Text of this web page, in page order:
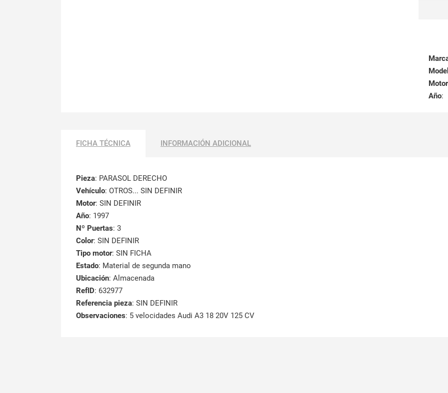
Motor
Año:
FICHA TÉCNICA INFORMACIÓN ADICIONAL
Pieza: PARASOL DERECHO
Vehículo: OTROS... SIN DEFINIR
Motor: SIN DEFINIR
Año: 1997
Nº Puertas: 3
Color: SIN DEFINIR
Tipo motor: SIN FICHA
Estado: Material de segunda mano
Ubicación: Almacenada
RefID: 632977
Referencia pieza: SIN DEFINIR
Observaciones: 5 velocidades Audi A3 18 20V 125 CV